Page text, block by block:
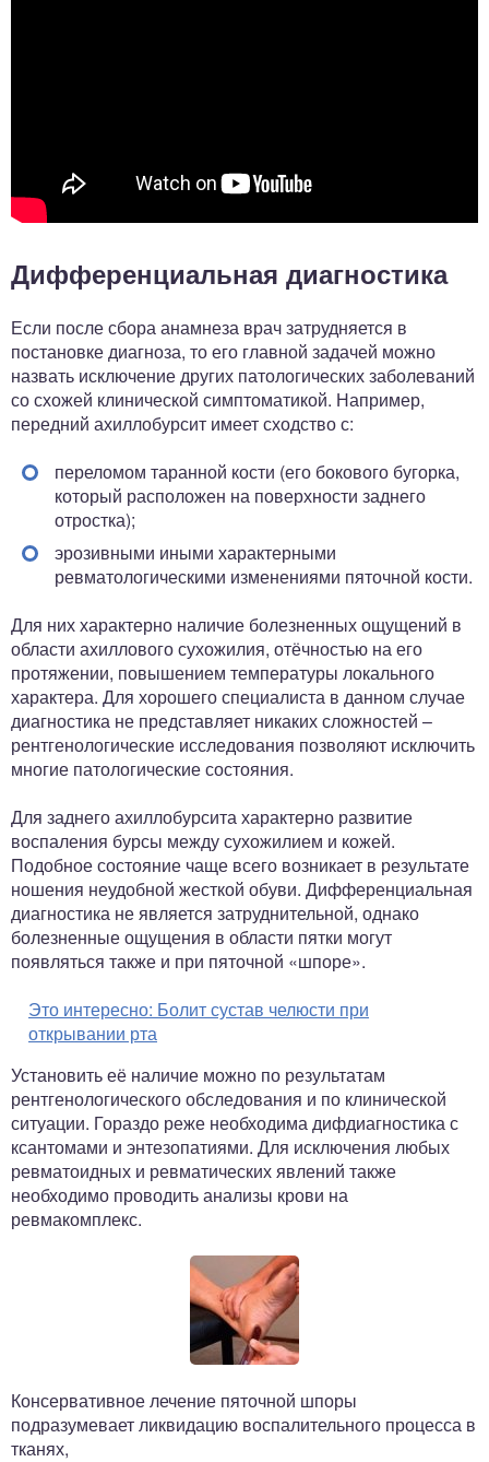
Дифференциальная диагностика
Если после сбора анамнеза врач затрудняется в
постановке диагноза, то его главной задачей можно
назвать исключение других патологических заболеваний
со схожей клинической симптоматикой. Например,
передний ахиллобурсит имеет сходство с:
переломом таранной кости (его бокового бугорка,
который расположен на поверхности заднего
отростка);
эрозивными иными характерными
ревматологическими изменениями пяточной кости.
Для них характерно наличие болезненных ощущений в
области ахиллового сухожилия, отёчностью на его
протяжении, повышением температуры локального
характера. Для хорошего специалиста в данном случае
диагностика не представляет никаких сложностей –
рентгенологические исследования позволяют исключить
многие патологические состояния.
Для заднего ахиллобурсита характерно развитие
воспаления бурсы между сухожилием и кожей.
Подобное состояние чаще всего возникает в результате
ношения неудобной жесткой обуви. Дифференциальная
диагностика не является затруднительной, однако
болезненные ощущения в области пятки могут
появляться также и при пяточной «шпоре».
Это интересно: Болит сустав челюсти при
открывании рта
Установить её наличие можно по результатам
рентгенологического обследования и по клинической
ситуации. Гораздо реже необходима дифдиагностика с
ксантомами и энтезопатиями. Для исключения любых
ревматоидных и ревматических явлений также
необходимо проводить анализы крови на
ревмакомплекс.
Консервативное лечение пяточной шпоры
подразумевает ликвидацию воспалительного процесса в
тканях,